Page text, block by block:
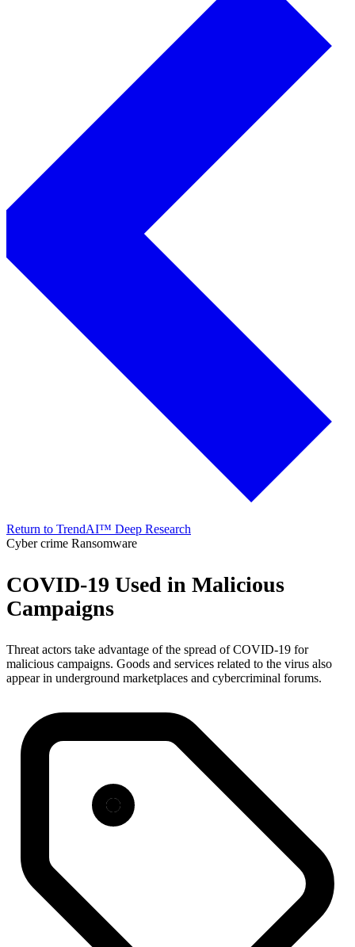
Return to TrendAI™ Deep Research
Cyber crime Ransomware
COVID-19 Used in Malicious
Campaigns
Threat actors take advantage of the spread of COVID-19 for
malicious campaigns. Goods and services related to the virus also
appear in underground marketplaces and cybercriminal forums.